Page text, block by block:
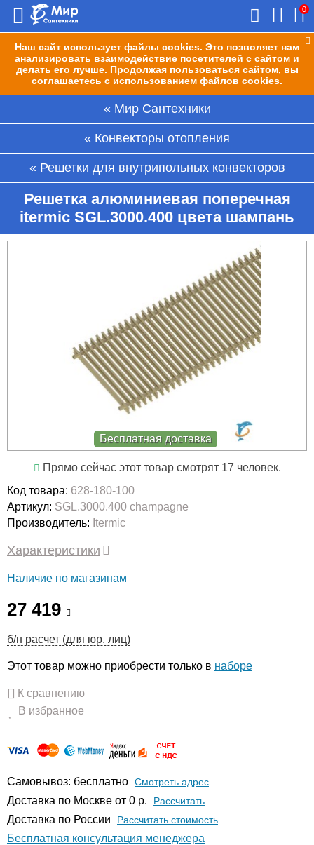
Наш сайт использует файлы cookies. Это позволяет нам
анализировать взаимодействие посетителей с сайтом и
делать его лучше. Продолжая пользоваться сайтом, вы
соглашаетесь с использованием файлов cookies.
0
Мир Сантехники
Конвекторы отопления
Решетки для внутрипольных конвекторов
Решетка алюминиевая поперечная
itermic SGL.3000.400 цвета шампань
Бесплатная доставка
Прямо сейчас этот товар смотрят 17 человек.
Код товара: 628-180-100
Артикул: SGL.3000.400 champagne
Производитель: Itermic
Характеристики
Наличие по магазинам
27 419
б/н расчет (для юр. лиц)
Этот товар можно приобрести только в наборе
К сравнению
В избранное
Самовывоз: бесплатно Смотреть адрес
Доставка по Москве от 0 р. Расcчитать
Доставка по России Рассчитать стоимость
Бесплатная консультация менеджера